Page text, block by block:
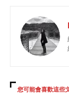
您可能會喜歡這些